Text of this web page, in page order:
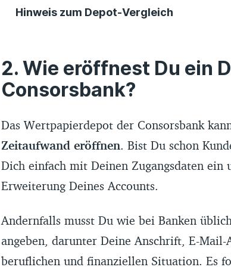
Hinweis zum Depot-Vergleich
die Websites der Anbieter, Preis- und
Anbietern gesammelt haben. Die Daten
aktualisiert. Wir übernehmen keine Gewähr
Die Reihenfolge der Depots in der Tabelle
hast die Wahl zwischen der Bewertung
Beim Scoring spielen zum Beispiel folgende
Finanztip empfohlenen ETFs,
auf dazugehörigen Konten. Alle
Wie eröffnest Du ein
Consorsbank?
Das Wertpapierdepot der Consorsbank
Zeitaufwand eröffnen. Bist Du schon
Dich einfach mit Deinen Zugangsdaten ein
Erweiterung Deines Accounts.
Andernfalls musst Du wie bei Banken
angeben, darunter Deine Anschrift, E-Mail-
beruflichen und finanziellen Situation. Es